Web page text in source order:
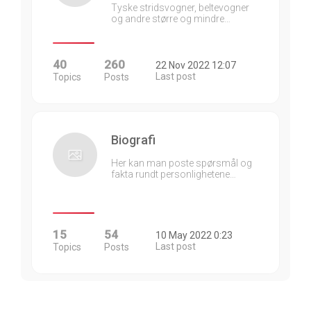
Tyske stridsvogner, beltevogner
og andre større og mindre…
40
Topics
260
Posts
22 Nov 2022 12:07
Last post
Biografi
Her kan man poste spørsmål og
fakta rundt personlighetene…
15
Topics
54
Posts
10 May 2022 0:23
Last post